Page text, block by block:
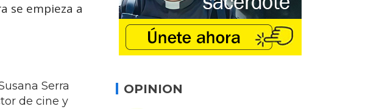
se empieza a
Serra
de cine y
OPINION